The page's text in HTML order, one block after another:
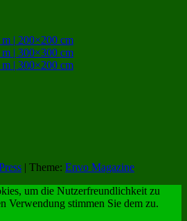
| 200×200 cm
| 300×300 cm
| 300×200 cm
| Theme: Envo Magazine
um die Nutzerfreundlichkeit zu
Verwendung stimmen Sie dem zu.